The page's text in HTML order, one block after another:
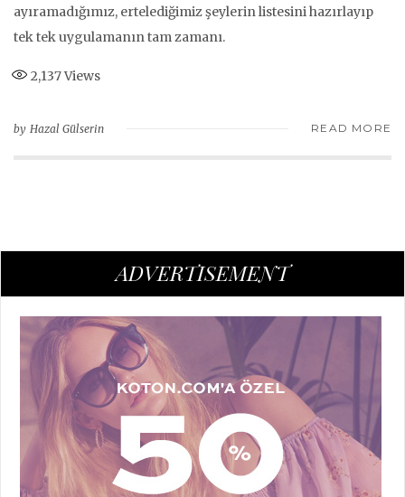
ayıramadığımız, ertelediğimiz şeylerin listesini hazırlayıp
tek tek uygulamanın tam zamanı.
2,137Views
Hazal Gülserin READ MORE
ADVERTISEMENT